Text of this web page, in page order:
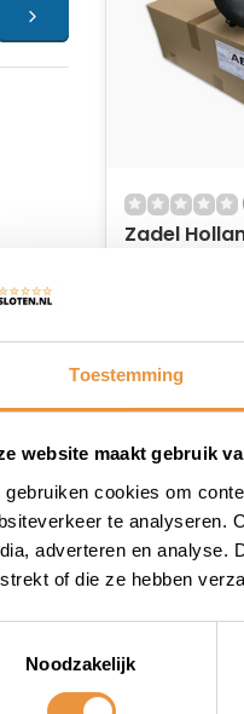
Toestemming
website maakt gebruik
gebruiken cookies om
te analyseren.
adverteren en analyse.
of die ze hebben
Noodzakelijk
Zadel
116,83